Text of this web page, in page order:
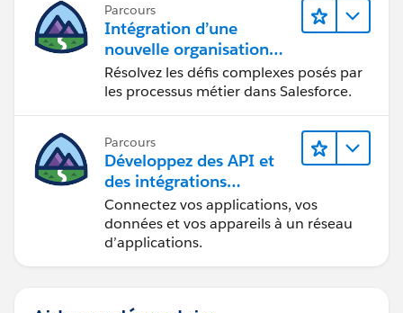
Parcours
Intégration d’une
nouvelle organisation
commerciale
Résolvez les défis complexes posés par
les processus métier dans Salesforce.
Parcours
Développez des API et
des intégrations
formidables avec
MuleSoft
Connectez vos applications, vos
données et vos appareils à un réseau
d’applications.